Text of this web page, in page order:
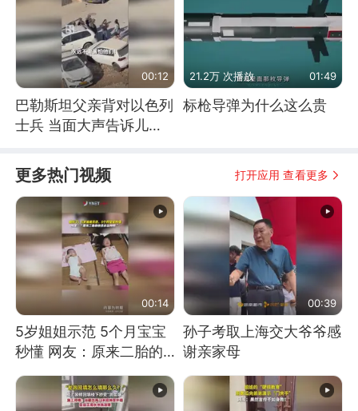
00:12
巴勒斯坦父亲背对以色列
士兵 当面大声告诉儿
21.2万 次播放 01:49
标枪导弹为什么这么贵
更多热门视频 打开应用 查看更多
00:14
5岁姐姐示范 5个月宝宝
秒懂 网友：原来二胎的
00:39
孙子考取上海交大爷爷感
谢亲家母